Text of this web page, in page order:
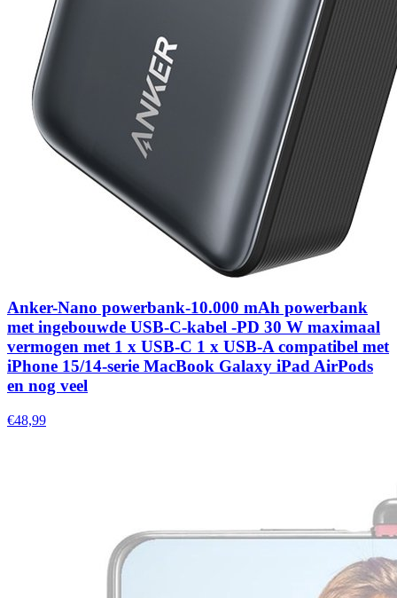
Anker-Nano powerbank-10.000 mAh powerbank
met ingebouwde USB-C-kabel -PD 30 W maximaal
vermogen met 1 x USB-C 1 x USB-A compatibel met
iPhone 15/14-serie MacBook Galaxy iPad AirPods
en nog veel
€48,99